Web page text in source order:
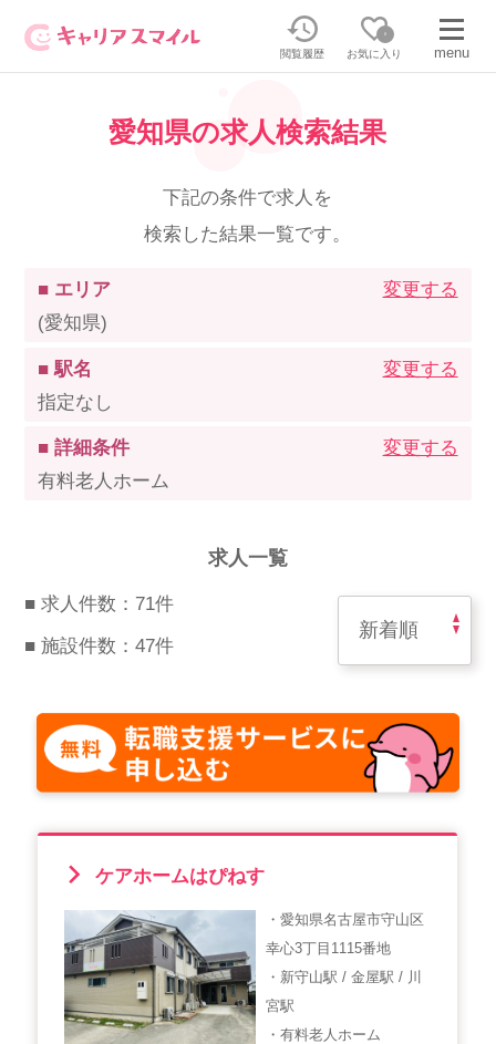
閲覧履歴
0
お気に入り menu
無料相談・お問い合わせはこちら
無料転職相談・お問い合わせの内容を
正社員／パートで働く
派遣で働く
介護の資格取得について
採用担当者様はこちら
正社員・パートの求人を探す
紹介会社を使うメリットについて
介護・看護のお仕事について
利用者の声
WEB勤怠
支店連絡先一覧
会社概要 個人情報保護方針
愛知県の求人検索結果
下記の条件で求人を
検索した結果一覧です。
■ エリア
(愛知県)
変更する
■ 駅名
指定なし
変更する
■ 詳細条件
有料老人ホーム
変更する
求人一覧
■ 求人件数：71件
■ 施設件数：47件
ケアホームはぴねす
・愛知県名古屋市守山区
幸心3丁目1115番地
・新守山駅 / 金屋駅 / 川
宮駅
・有料老人ホーム